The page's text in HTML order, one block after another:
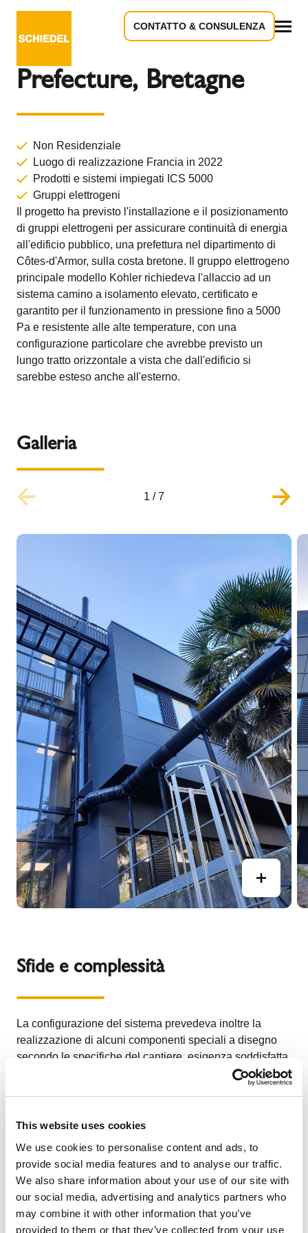
This website uses cookies
We use cookies to personalise content and ads, to
provide social media features and to analyse our traffic.
We also share information about your use of our site with
our social media, advertising and analytics partners who
may combine it with other information that you’ve
provided to them or that they’ve collected from your use
CONTATTO & CONSULENZA
Torna alla panoramica
Prefecture, Bretagne
Non Residenziale
Luogo di realizzazione Francia in 2022
Prodotti e sistemi impiegati ICS 5000
Gruppi elettrogeni
Il progetto ha previsto l'installazione e il posizionamento
di gruppi elettrogeni per assicurare continuità di energia
all'edificio pubblico, una prefettura nel dipartimento di
Côtes-d'Armor, sulla costa bretone. Il gruppo elettrogeno
principale modello Kohler richiedeva l'allaccio ad un
sistema camino a isolamento elevato, certificato e
garantito per il funzionamento in pressione fino a 5000
Pa e resistente alle alte temperature, con una
configurazione particolare che avrebbe previsto un
lungo tratto orizzontale a vista che dall'edificio si
sarebbe esteso anche all'esterno.
Galleria
1 /7
Sfide e complessità
La configurazione del sistema prevedeva inoltre la
realizzazione di alcuni componenti speciali a disegno
secondo le specifiche del cantiere, esigenza soddisfatta
grazie ad un accurato sopralluogo e dimensionamento
sul sito e coordinamento con il nostro Ufficio Tecnico
all'esigenza di progettare correttamente carichi e
prospiciente verso l'esterno dell'edificio, il condotto
richiedeva anche una verniciatura particolare con RAL
specifico su commessa ed un particolare trattamento
opaco per garantire la durabilità e la resistenza anche
della verniciatura nelle condizioni meteorologiche